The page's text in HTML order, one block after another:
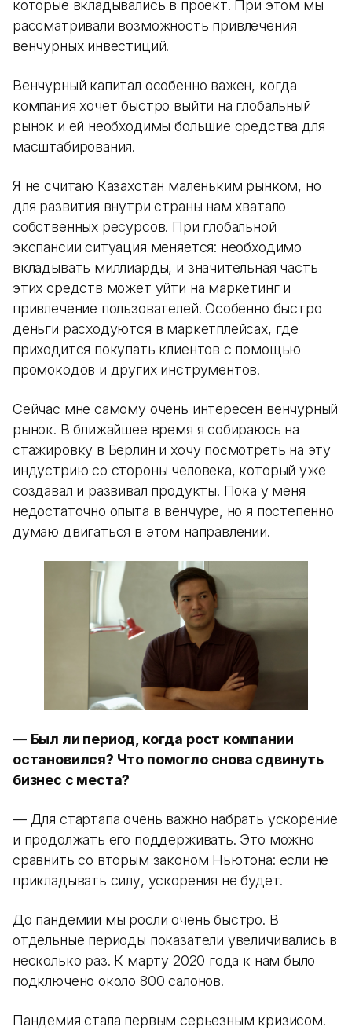
которые вкладывались в проект. При этом мы
рассматривали возможность привлечения
венчурных инвестиций.
Венчурный капитал особенно важен, когда
компания хочет быстро выйти на глобальный
рынок и ей необходимы большие средства для
масштабирования.
Я не считаю Казахстан маленьким рынком, но
для развития внутри страны нам хватало
собственных ресурсов. При глобальной
экспансии ситуация меняется: необходимо
вкладывать миллиарды, и значительная часть
этих средств может уйти на маркетинг и
привлечение пользователей. Особенно быстро
деньги расходуются в маркетплейсах, где
приходится покупать клиентов с помощью
промокодов и других инструментов.
Сейчас мне самому очень интересен венчурный
рынок. В ближайшее время я собираюсь на
стажировку в Берлин и хочу посмотреть на эту
индустрию со стороны человека, который уже
создавал и развивал продукты. Пока у меня
недостаточно опыта в венчуре, но я постепенно
думаю двигаться в этом направлении.
— Был ли период, когда рост компании
остановился? Что помогло снова сдвинуть
бизнес с места?
— Для стартапа очень важно набрать ускорение
и продолжать его поддерживать. Это можно
сравнить со вторым законом Ньютона: если не
прикладывать силу, ускорения не будет.
До пандемии мы росли очень быстро. В
отдельные периоды показатели увеличивались в
несколько раз. К марту 2020 года к нам было
подключено около 800 салонов.
Пандемия стала первым серьезным кризисом.